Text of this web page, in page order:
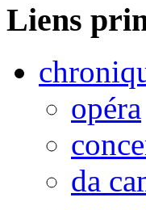
Liens
opéra
da